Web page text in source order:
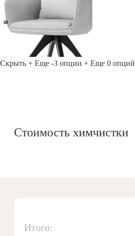
Скрыть + Еще -3 опции + Еще 0 опций
Стоимость химчистки
Итого: